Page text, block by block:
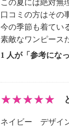
この夏には絶対無
口コミの方はその
今の季節も着てい
素敵なワンピース
1 人が「参考にな
ネイビー デザイ